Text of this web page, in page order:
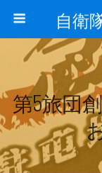
自衛
第5旅団